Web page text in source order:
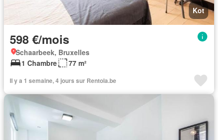
Kot
598 €/mois
Schaarbeek, Bruxelles
1 Chambre
77 m²
Il y a 1 semaine, 4 jours sur Rentola.be